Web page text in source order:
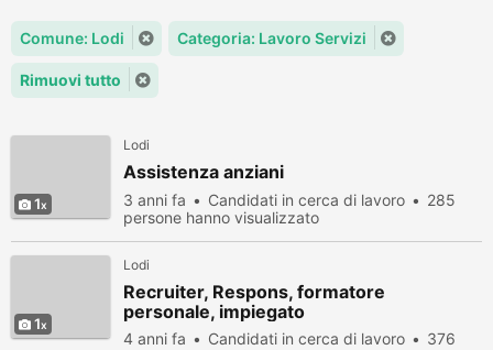
Comune: Lodi Categoria: Lavoro Servizi
Rimuovi tutto
1
Lodi
Assistenza anziani
3 anni fa Candidati in cerca di lavoro
285
persone hanno visualizzato
1
Lodi
Recruiter, Respons, formatore
personale, impiegato
4 anni fa Candidati in cerca di lavoro
376